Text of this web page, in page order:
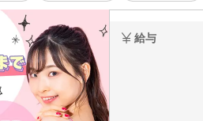
給与